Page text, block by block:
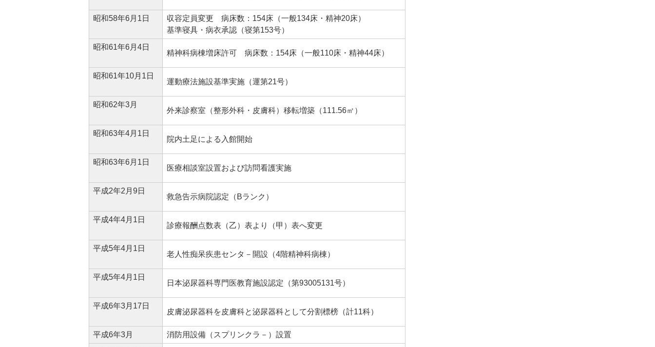
昭和58年6月1日
収容定員変更 病床数：154床（一般134床・精神20床）
基準寝具・病衣承認（寝第153号）
昭和61年6月4日
精神科病棟増床許可 病床数：154床（一般110床・精神44床）
昭和61年10月1日
運動療法施設基準実施（運第21号）
昭和62年3月
外来診察室（整形外科・皮膚科）移転増築（111.56㎡）
昭和63年4月1日
院内土足による入館開始
昭和63年6月1日
医療相談室設置および訪問看護実施
平成2年2月9日
救急告示病院認定（Bランク）
平成4年4月1日
診療報酬点数表（乙）表より（甲）表へ変更
平成5年4月1日
老人性痴呆疾患センタ－開設（4階精神科病棟）
平成5年4月1日
日本泌尿器科専門医教育施設認定（第93005131号）
平成6年3月17日
皮膚泌尿器科を皮膚科と泌尿器科として分割標榜（計11科）
平成6年3月 消防用設備（スプリンクラ－）設置